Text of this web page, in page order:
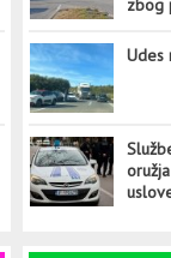
zbog
Udes